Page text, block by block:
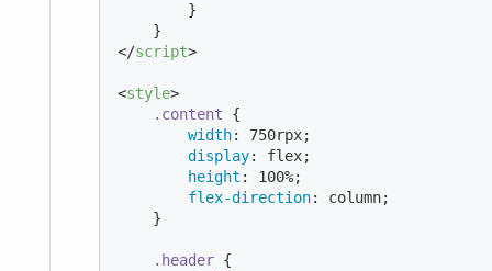
        }
</script>
<style>
.content {
width: 750rpx;
display: flex;
height : 100%;
flex-direction: column;
    }
.header {